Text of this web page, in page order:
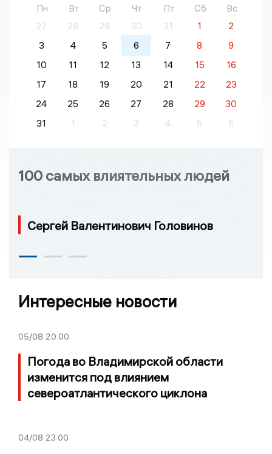
Пн Вт Ср Чт Пт Сб
Вс
27
28 29 30 31 1
2
3
4 5 6 7 8
9
10
11 12 13 14 15
16
17
18 19 20 21 22
23
24
25 26 27 28 29
30
31
1 2 3 4 5 6
100 самых влиятельных людей
Сергей Валентинович Головинов
Интересные новости
05/08 20:00
Погода во Владимирской области
изменится под влиянием
североатлантического циклона
04/08 23:00